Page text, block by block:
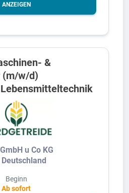
ANZEIGEN
&
(m/w/d)
u Co KG
Beginn
Ab sofort